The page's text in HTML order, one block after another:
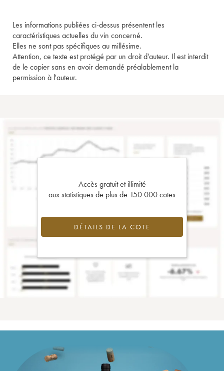
Les informations publiées ci-dessus présentent les
caractéristiques actuelles du vin concerné.
Elles ne sont pas spécifiques au millésime.
Attention, ce texte est protégé par un droit d'auteur. Il est interdit
de le copier sans en avoir demandé préalablement la
permission à l'auteur.
Accès gratuit et illimité
aux statistiques de plus de 150 000 cotes
DÉTAILS DE LA COTE